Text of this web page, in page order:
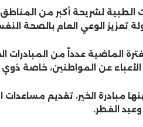
لشريحة أكبر من المناطق
تعزيز الوعي العام بالصحة
الماضية عدداً من المبادرات
عن المواطنين، خاصة ذوي
مبادرة الخير، تقديم مساعدات
الفطر.